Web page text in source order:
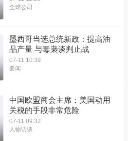
全球公司
墨西哥当选总统新政：提高油
品产量 与毒枭谈判止战
07-11 10:39
要闻
中国欧盟商会主席：美国动用
关税的手段非常危险
07-11 09:32
人物访谈